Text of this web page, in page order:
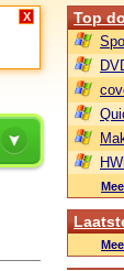
X Top